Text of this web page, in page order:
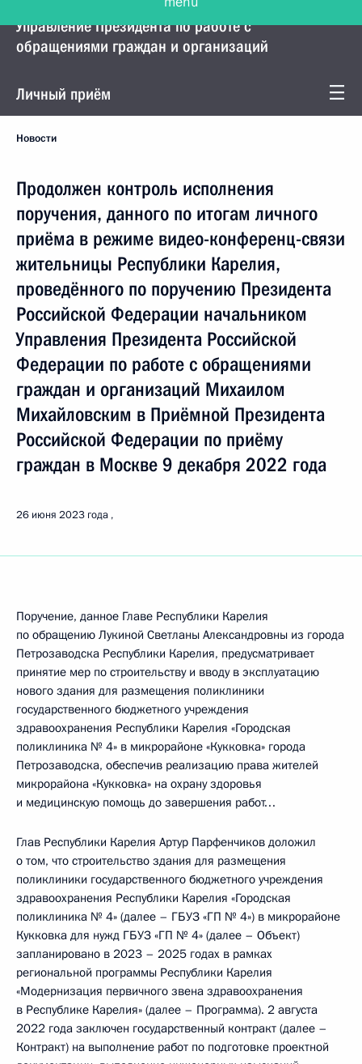
Управление Президента по работе с
обращениями граждан и организаций
Личный приём
Новости
Продолжен контроль исполнения
поручения, данного по итогам личного
приёма в режиме видео-конференц-связи
жительницы Республики Карелия,
проведённого по поручению Президента
Российской Федерации начальником
Управления Президента Российской
Федерации по работе с обращениями
граждан и организаций Михаилом
Михайловским в Приёмной Президента
Российской Федерации по приёму
граждан в Москве 9 декабря 2022 года
26 июня 2023 года
Поручение, данное Главе Республики Карелия
по обращению Лукиной Светланы Александровны из города
Петрозаводска Республики Карелия, предусматривает
принятие мер по строительству и вводу в эксплуатацию
нового здания для размещения поликлиники
государственного бюджетного учреждения
здравоохранения Республики Карелия «Городская
поликлиника № 4» в микрорайоне «Кукковка» города
Петрозаводска, обеспечив реализацию права жителей
микрорайона «Кукковка» на охрану здоровья
и медицинскую помощь до завершения работ…
Глав Республики Карелия Артур Парфенчиков доложил
о том, что строительство здания для размещения
поликлиники государственного бюджетного учреждения
здравоохранения Республики Карелия «Городская
поликлиника № 4» (далее – ГБУЗ «ГП № 4») в микрорайоне
Кукковка для нужд ГБУЗ «ГП № 4» (далее – Объект)
запланировано в 2023 – 2025 годах в рамках
региональной программы Республики Карелия
«Модернизация первичного звена здравоохранения
в Республике Карелия» (далее – Программа). 2 августа
2022 года заключен государственный контракт (далее –
Контракт) на выполнение работ по подготовке проектной